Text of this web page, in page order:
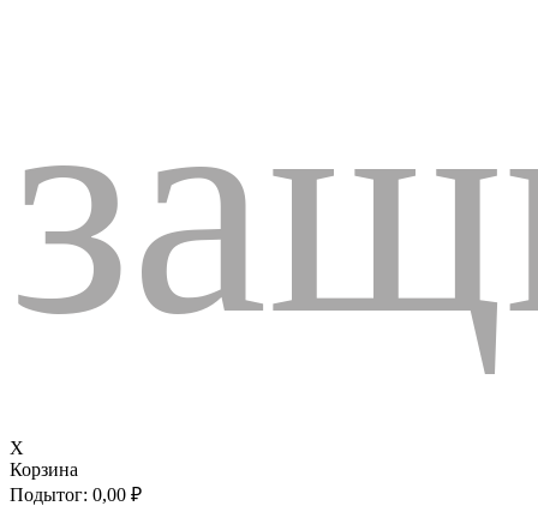
X
Корзина
Подытог: 0,00 ₽